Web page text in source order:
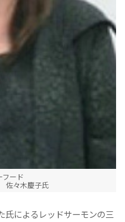
フード
佐々木慶子氏
氏によるレッドサーモンの三